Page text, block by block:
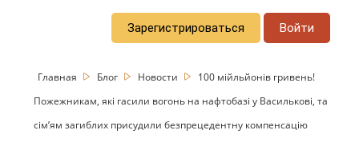
Зарегистрироваться Войти
Главная Блог Новости
100 мійльйонів гривень!
Пожежникам, які гасили вогонь на нафтобазі у Василькові, та
сім’ям загиблих присудили безпрецедентну компенсацію